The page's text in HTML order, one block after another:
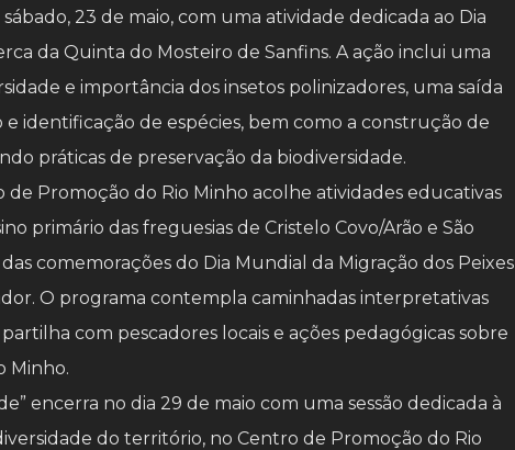
23 de maio, com uma atividade dedicada ao Dia
da Quinta do Mosteiro de Sanfins. A ação inclui uma
e importância dos insetos polinizadores, uma saída
identificação de espécies, bem como a construção de
práticas de preservação da biodiversidade.
de Promoção do Rio Minho acolhe atividades educativas
primário das freguesias de Cristelo Covo/Arão e São
comemorações do Dia Mundial da Migração dos Peixes
O programa contempla caminhadas interpretativas
com pescadores locais e ações pedagógicas sobre
Minho.
encerra no dia 29 de maio com uma sessão dedicada à
do território, no Centro de Promoção do Rio